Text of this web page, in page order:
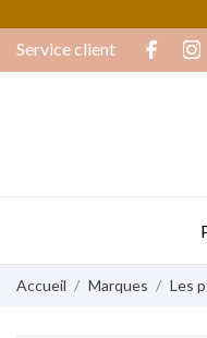
Service client
Accueil Marques Les